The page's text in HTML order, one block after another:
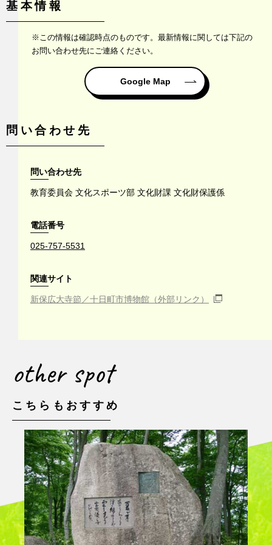
基本情報
※この情報は確認時点のものです。最新情報に関しては下記の
お問い合わせ先にご連絡ください。
Google Map
問い合わせ先
問い合わせ先
教育委員会 文化スポーツ部 文化財課 文化財保護係
電話番号
025-757-5531
関連サイト
新保広大寺節／十日町市博物館（外部リンク）
other spot
こちらもおすすめ